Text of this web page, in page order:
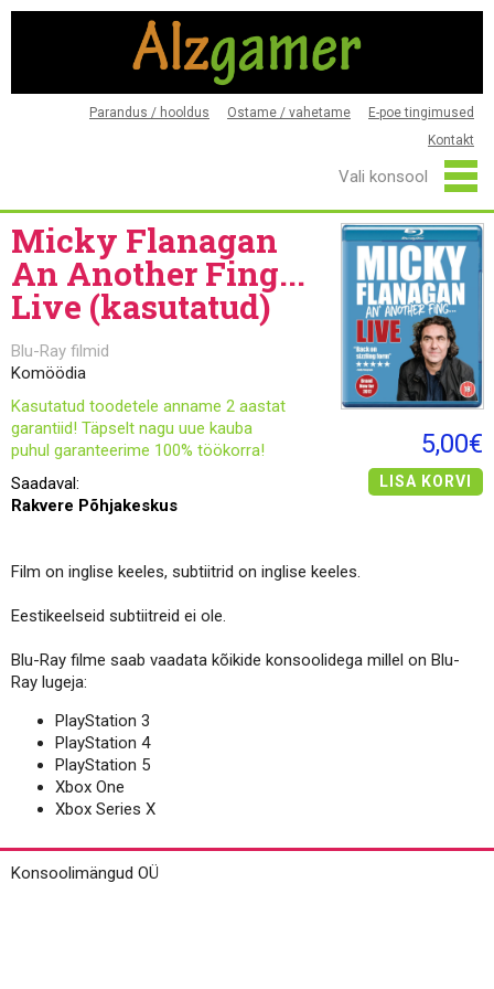
Parandus / hooldus Ostame / vahetame
E-poe tingimused
Kontakt
Micky Flanagan
An Another Fing...
Live (kasutatud)
Blu-Ray filmid
Komöödia
Kasutatud toodetele anname 2 aastat
garantiid! Täpselt nagu uue kauba
puhul garanteerime 100% töökorra!
Saadaval:
Rakvere Põhjakeskus
5,00€
LISA KORVI
Film on inglise keeles, subtiitrid on inglise keeles.
Eestikeelseid subtiitreid ei ole.
Blu-Ray filme saab vaadata kõikide konsoolidega millel on Blu-
Ray lugeja:
PlayStation 3
PlayStation 4
PlayStation 5
Xbox One
Xbox Series X
Konsoolimängud OÜ